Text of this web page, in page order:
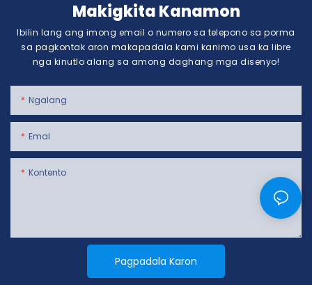
Makigkita Kanamon
Ibilin lang ang imong email o numero sa telepono sa porma
sa pagkontak aron makapadala kami kanimo usa ka libre
nga kinutlo alang sa among daghang mga disenyo!
Ngalang
Emal
Kontento
Pagpadala Karon